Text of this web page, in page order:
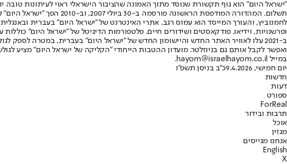
"ישראל היום" הוא גוף תקשורת שנוסד מתוך האמונה שהציבור הישראלי ראוי לעיתונות טובה
תשלום. המהדורה המודפסת
ופרשנויות, וידיאו, פודקאסטים ושידורים חיים. פלטפורמות הדיגיטל של "ישראל היום"
ב-2021 עלו לאוויר האתר החדש והיישומון החדש של "ישראל היום" בעברית, במטרה
ואפשר לקבל אותם גם בניוזלטר. מועדון ההטבות הייחודי "הקליקה של ישראל היום" מציע
במייל hayom@israelhayom.co.il.
יום חמישי, 9.4.2026
כ"ב בניסן תשפ"ו
חדשות
דעות
ספורט
ForReal
תרבות ובידור
אוכל
מגזין
אנחנו מגייסים
English
X